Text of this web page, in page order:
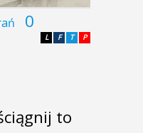
0
P
T
F
L
to